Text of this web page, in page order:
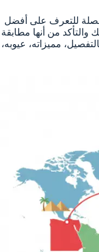
للتعرف على أفضل
والتأكد من أنها مطابقة
موقع بالتفصيل، مميزاته، عيوبه،